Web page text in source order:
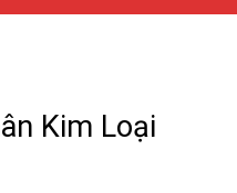
Kim Loại